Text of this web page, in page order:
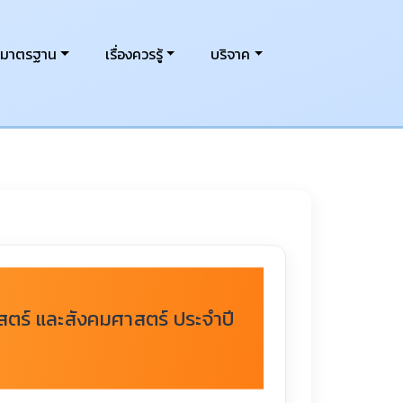
าตรฐาน เรื่องควรรู้ บริจาค
ร์ และสังคมศาสตร์ ประจำปี